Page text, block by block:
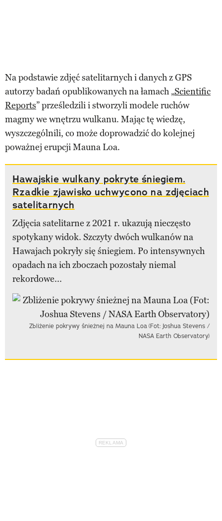
Na podstawie zdjęć satelitarnych i danych z GPS
autorzy badań opublikowanych na łamach „Scientific
Reports” prześledzili i stworzyli modele ruchów
magmy we wnętrzu wulkanu. Mając tę wiedzę,
wyszczególnili, co może doprowadzić do kolejnej
poważnej erupcji Mauna Loa.
Hawajskie wulkany pokryte śniegiem.
Rzadkie zjawisko uchwycono na zdjęciach
satelitarnych
Zdjęcia satelitarne z 2021 r. ukazują nieczęsto
spotykany widok. Szczyty dwóch wulkanów na
Hawajach pokryły się śniegiem. Po intensywnych
opadach na ich zboczach pozostały niemal
rekordowe...
Zbliżenie pokrywy śnieżnej na Mauna Loa (Fot: Joshua Stevens /
NASA Earth Observatory)